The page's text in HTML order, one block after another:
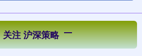
关注 沪深策略